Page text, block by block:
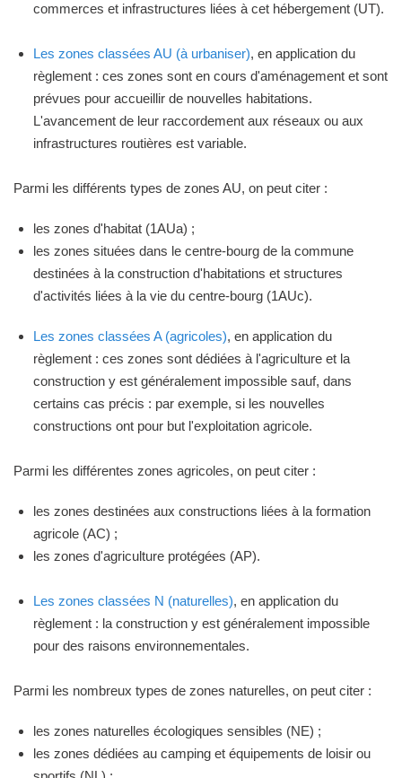
commerces et infrastructures liées à cet hébergement (UT).
Les zones classées AU (à urbaniser), en application du
règlement : ces zones sont en cours d'aménagement et sont
prévues pour accueillir de nouvelles habitations.
L'avancement de leur raccordement aux réseaux ou aux
infrastructures routières est variable.
Parmi les différents types de zones AU, on peut citer :
les zones d'habitat (1AUa) ;
les zones situées dans le centre-bourg de la commune
destinées à la construction d'habitations et structures
d'activités liées à la vie du centre-bourg (1AUc).
Les zones classées A (agricoles), en application du
règlement : ces zones sont dédiées à l'agriculture et la
construction y est généralement impossible sauf, dans
certains cas précis : par exemple, si les nouvelles
constructions ont pour but l'exploitation agricole.
Parmi les différentes zones agricoles, on peut citer :
les zones destinées aux constructions liées à la formation
agricole (AC) ;
les zones d'agriculture protégées (AP).
Les zones classées N (naturelles), en application du
règlement : la construction y est généralement impossible
pour des raisons environnementales.
Parmi les nombreux types de zones naturelles, on peut citer :
les zones naturelles écologiques sensibles (NE) ;
les zones dédiées au camping et équipements de loisir ou